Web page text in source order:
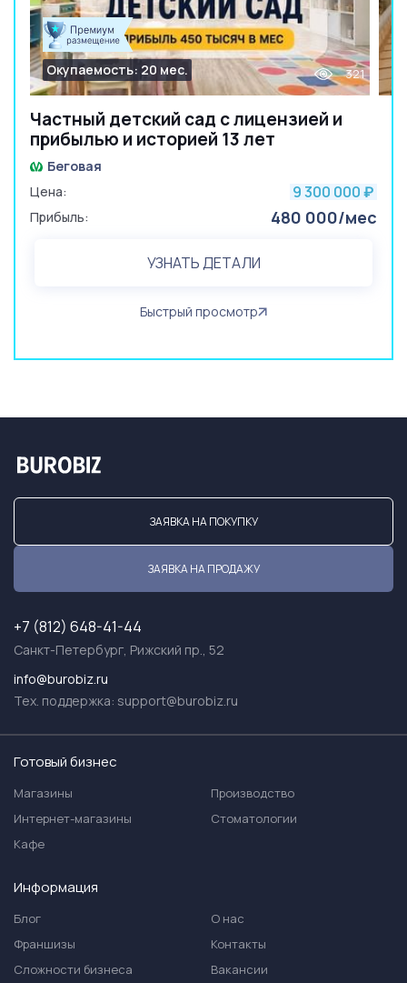
Частный детский сад с лицензией и
прибылью и историей 13 лет
Окупаемость: 20 мес. 321
Беговая
Цена:
9 300 000 ₽
Прибыль: 480 000/мес
УЗНАТЬ ДЕТАЛИ
Быстрый просмотр
ЗАЯВКА НА ПОКУПКУ
ЗАЯВКА НА ПРОДАЖУ
+7 (812) 648-41-44
Санкт-Петербург, Рижский пр., 52
info@burobiz.ru
Тех. поддержка: support@burobiz.ru
Готовый бизнес
Магазины
Интернет-магазины
Кафе
Производство
Стоматологии
Информация
Блог
Франшизы
Сложности бизнеса
О нас
Контакты
Вакансии